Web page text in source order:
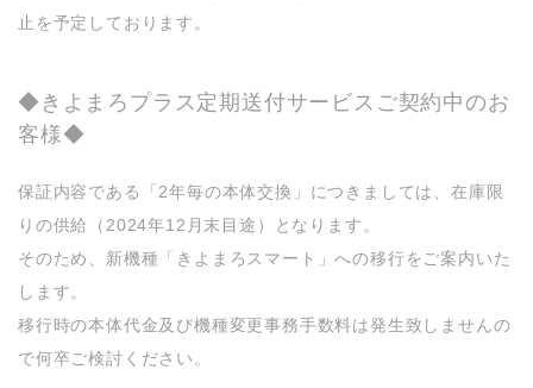
止を予定しております。
◆きよまろプラス定期送付サービスご契約中のお
客様◆
保証内容である「2年毎の本体交換」につきましては、在庫限
りの供給（2024年12月末目途）となります。
そのため、新機種「きよまろスマート」への移行をご案内いた
します。
移行時の本体代金及び機種変更事務手数料は発生致しませんの
で何卒ご検討ください。